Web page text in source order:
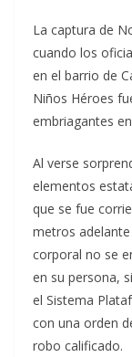
La captura de
cuando los
en el barrio de
Niños Héroes
embriagantes
Al verse
elementos
que se fue
metros
corporal no se
en su persona,
el Sistema
con una orden
robo calificado.